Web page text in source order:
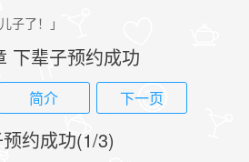
子了！」
下辈子预约成功
简介 下一页
约成功(1/3)